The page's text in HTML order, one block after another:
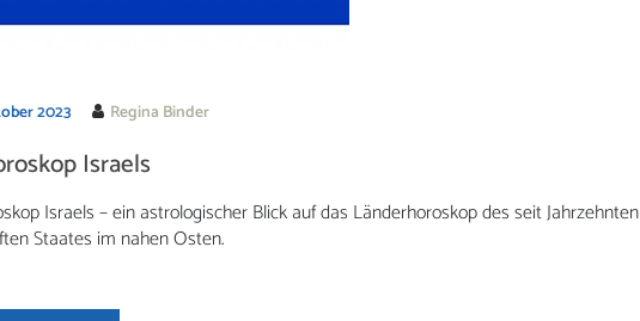
2023 Regina Binder
Israels
Israels – ein astrologischer Blick auf das Länderhoroskop des seit Jahrzehnten
Staates im nahen Osten.